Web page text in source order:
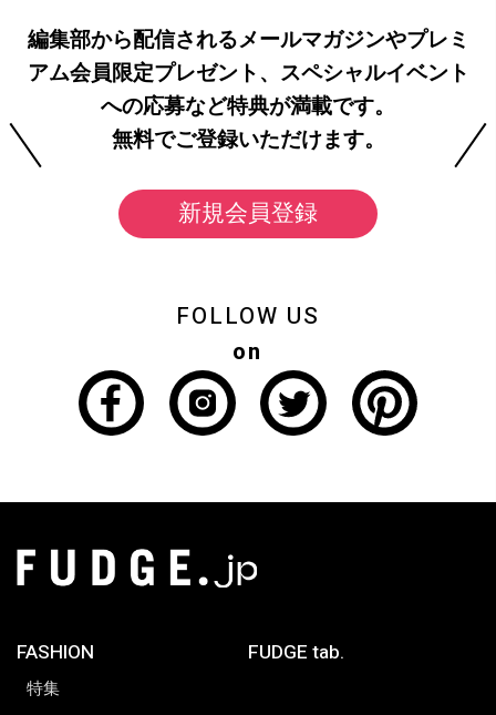
編集部から配信されるメールマガジンやプレミ
アム会員限定プレゼント、スペシャルイベント
への応募など特典が満載です。
無料でご登録いただけます。
新規会員登録
FOLLOW US
on
FASHION
特集
FUDGE tab.